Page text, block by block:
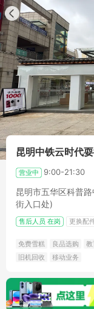
昆明中铁云时代
营业中 9:00-21:30
昆明市五华区科普
街入口处)
售后人员 在岗 更换配
免费雪糕 良品选购
旧机回收
移动业务